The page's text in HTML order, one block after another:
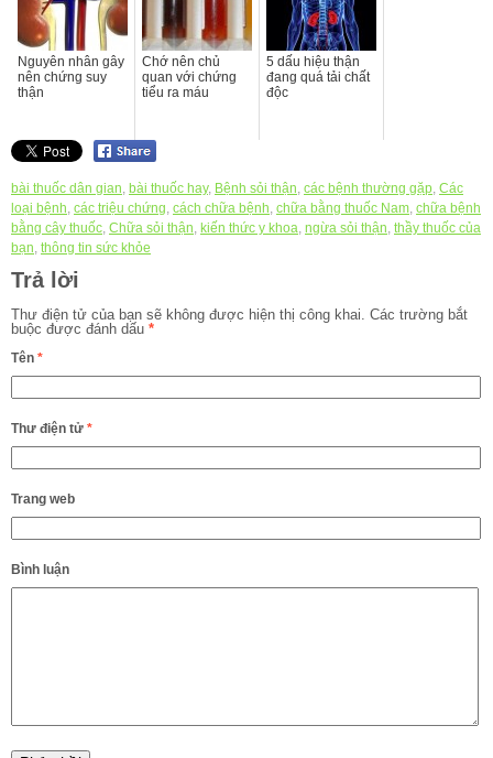
Nguyên nhân gây
nên chứng suy
thận
Chớ nên chủ
quan với chứng
tiểu ra máu
5 dấu hiệu thận
đang quá tải chất
độc
bài thuốc dân gian, bài thuốc hay, Bệnh sỏi thận, các bệnh thường gặp, Các
loại bệnh, các triệu chứng, cách chữa bệnh, chữa bằng thuốc Nam, chữa bệnh
bằng cây thuốc, Chữa sỏi thận, kiến thức y khoa, ngừa sỏi thận, thầy thuốc của
bạn, thông tin sức khỏe
Trả lời
Thư điện tử của bạn sẽ không được hiện thị công khai. Các trường bắt
buộc được đánh dấu *
Tên *
Thư điện tử *
Trang web
Bình luận